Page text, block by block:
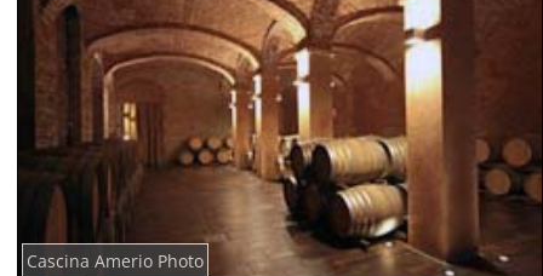
Cascina Amerio Photo